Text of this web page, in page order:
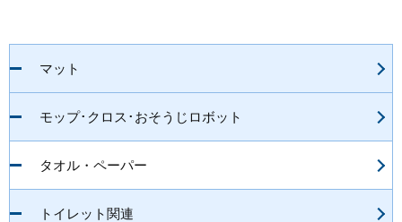
マット
モップ･クロス･おそうじロボット
タオル・ペーパー
トイレット関連